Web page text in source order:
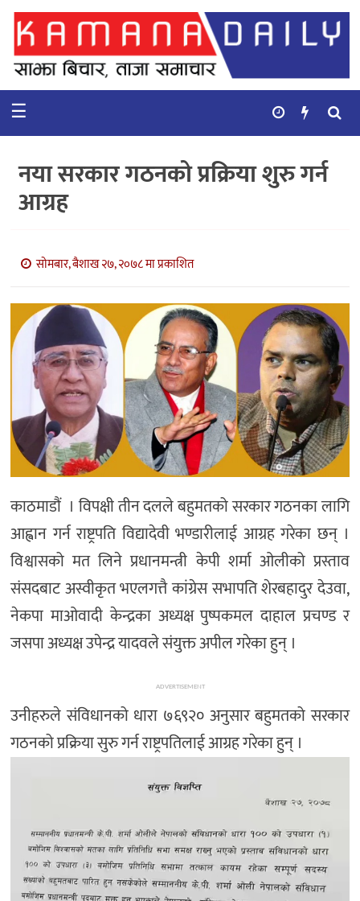
गृहपृष्ठ
समाचार
कुराकानी
बाणिज्य
भिडियो
सिफारिस
☰
नया सरकार गठनको प्रक्रिया शुरु गर्न
आग्रह
सोमबार, बैशाख २७, २०७८ मा प्रकाशित
काठमाडौं । विपक्षी तीन दलले बहुमतको सरकार गठनका लागि
आह्वान गर्न राष्ट्रपति विद्यादेवी भण्डारीलाई आग्रह गरेका छन् ।
विश्वासको मत लिने प्रधानमन्त्री केपी शर्मा ओलीको प्रस्ताव
संसदबाट अस्वीकृत भएलगत्तै कांग्रेस सभापति शेरबहादुर देउवा,
नेकपा माओवादी केन्द्रका अध्यक्ष पुष्पकमल दाहाल प्रचण्ड र
जसपा अध्यक्ष उपेन्द्र यादवले संयुक्त अपील गरेका हुन् ।
ADVERTISEMENT
उनीहरुले संविधानको धारा ७६९२० अनुसार बहुमतको सरकार
गठनको प्रक्रिया सुरु गर्न राष्ट्रपतिलाई आग्रह गरेका हुन् ।